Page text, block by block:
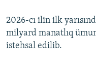
Auto 240p
2026-cı ilin ilk
milyard manatlıq
istehsal edilib.